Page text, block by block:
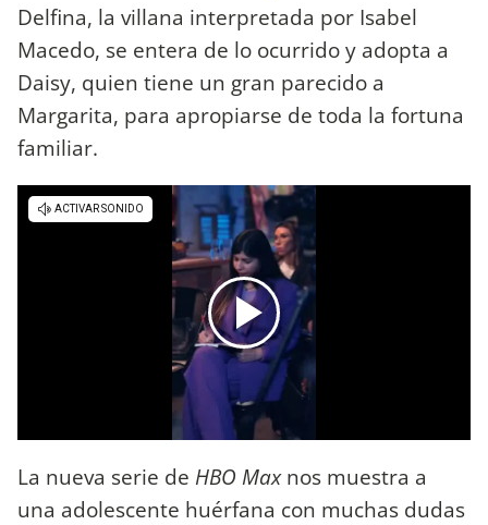
Delfina, la villana interpretada por Isabel
Macedo, se entera de lo ocurrido y adopta a
Daisy, quien tiene un gran parecido a
Margarita, para apropiarse de toda la fortuna
familiar.
La nueva serie de HBO Maxnos muestra a
una adolescente huérfana con muchas dudas